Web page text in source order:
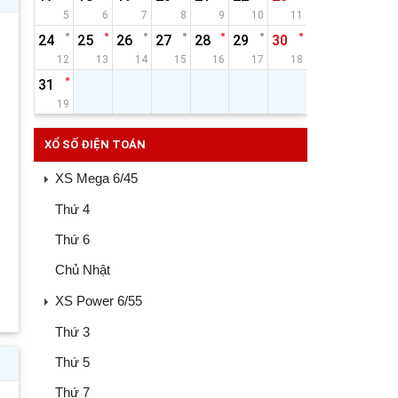
5 6 7 8 9 10 11
24
12
25
13
26
14
27
15
28
16
29
17
30
18
31
19
XỔ SỐ ĐIỆN TOÁN
XS Mega 6/45
Thứ 4
Thứ 6
Chủ Nhật
XS Power 6/55
Thứ 3
Thứ 5
Thứ 7